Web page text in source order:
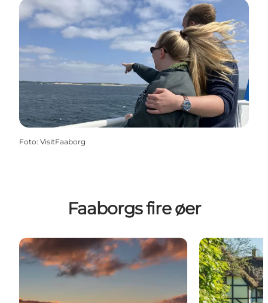
Foto: VisitFaaborg
Faaborgs fire øer
Avernakø Lyø